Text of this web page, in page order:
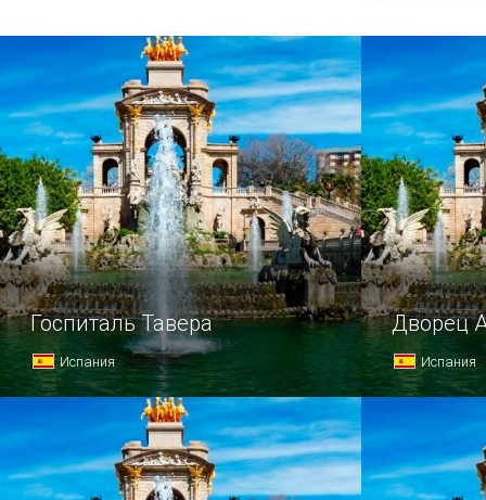
Госпиталь Тавера
Испания
Дворец
Испания